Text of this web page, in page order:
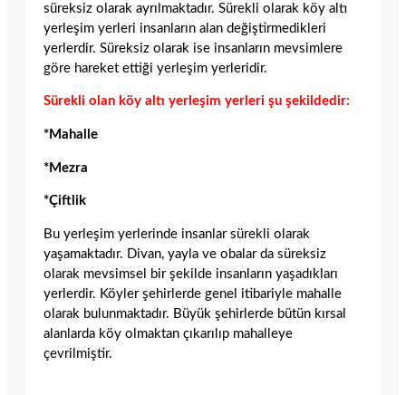
süreksiz olarak ayrılmaktadır. Sürekli olarak köy altı
yerleşim yerleri insanların alan değiştirmedikleri
yerlerdir. Süreksiz olarak ise insanların mevsimlere
göre hareket ettiği yerleşim yerleridir.
Sürekli olan köy altı yerleşim yerleri şu şekildedir:
*Mahalle
*Mezra
*Çiftlik
Bu yerleşim yerlerinde insanlar sürekli olarak
yaşamaktadır. Divan, yayla ve obalar da süreksiz
olarak mevsimsel bir şekilde insanların yaşadıkları
yerlerdir. Köyler şehirlerde genel itibariyle mahalle
olarak bulunmaktadır. Büyük şehirlerde bütün kırsal
alanlarda köy olmaktan çıkarılıp mahalleye
çevrilmiştir.